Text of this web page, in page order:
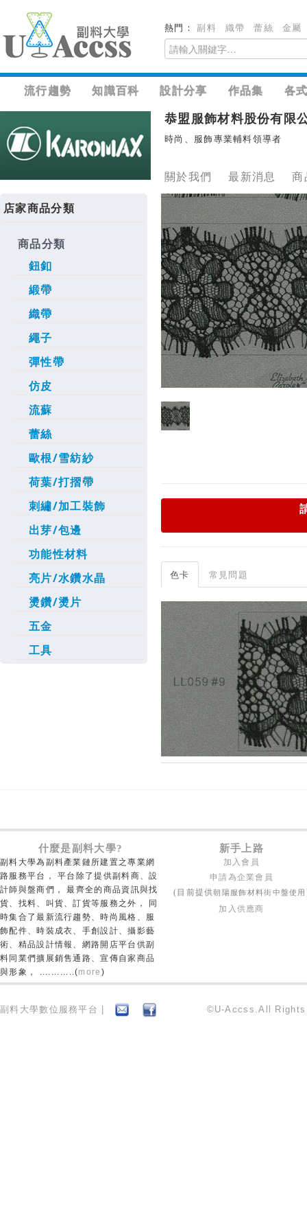
熱門：副料 織帶 蕾絲 金屬
流行趨勢 知識百科 設計分享 作品集 各
恭盟服飾材料股份有限
時尚、服飾專業輔料領導者
關於我們 最新消息 商
店家商品分類
商品分類
鈕釦
緞帶
織帶
繩子
彈性帶
仿皮
流蘇
蕾絲
歐根/雪紡紗
荷葉/打摺帶
刺繡/加工裝飾
出芽/包邊
功能性材料
亮片/水鑽水晶
燙鑽/燙片
五金
工具
色卡 常見問題
什麼是副料大學? 新手上路
副料大學為副料產業鏈所建置之專業網
路服務平台， 平台除了提供副料商、設
計師與盤商們， 最齊全的商品資訊與找
貨、找料、叫貨、訂貨等服務之外， 同
時集合了最新流行趨勢、時尚風格、服
飾配件、時裝成衣、手創設計、攝影藝
術、精品設計情報、網路開店平台供副
料同業們擴展銷售通路、宣傳自家商品
與形象， ............(more )
加入會員
申請為企業會員
(目前提供朝陽服飾材料街中盤使用
加入供應商
副料大學數位服務平台 | ©U-Accss.All Rights